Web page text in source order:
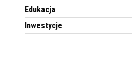
Edukacja
Inwestycje